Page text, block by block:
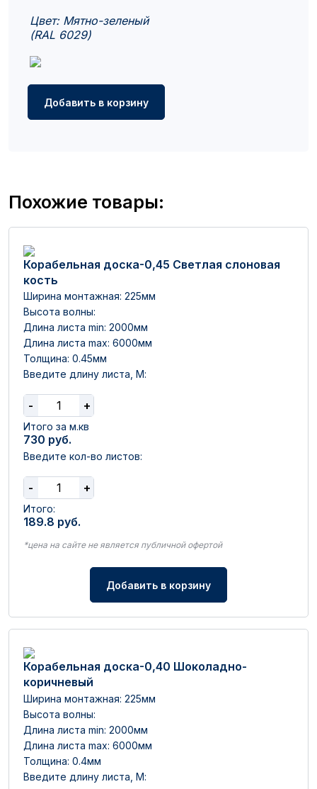
Цвет: Мятно-зеленый
(RAL 6029)
Добавить в корзину
Похожие товары:
Корабельная доска-0,45 Светлая слоновая
кость
Ширина монтажная: 225мм
Высота волны:
Длина листа min: 2000мм
Длина листа max: 6000мм
Толщина: 0.45мм
Введите длину листа, М:
- +
Итого за м.кв
730 руб.
Введите кол-во листов:
- +
Итого:
189.8 руб.
*цена на сайте не является публичной офертой
Добавить в корзину
Корабельная доска-0,40 Шоколадно-
коричневый
Ширина монтажная: 225мм
Высота волны:
Длина листа min: 2000мм
Длина листа max: 6000мм
Толщина: 0.4мм
Введите длину листа, М: